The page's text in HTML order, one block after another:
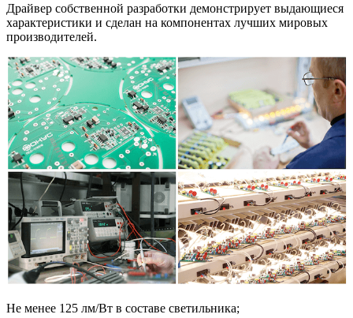
Драйвер собственной разработки демонстрирует выдающиеся
характеристики и сделан на компонентах лучших мировых
производителей.
Не менее 125 лм/Вт в составе светильника;